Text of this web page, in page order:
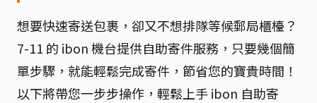
想要快速寄送包裹，卻又不想排隊等候郵局櫃檯？
7-11 的 ibon 機台提供自助寄件服務，只要幾個簡
單步驟，就能輕鬆完成寄件，節省您的寶貴時間！
以下將帶您一步步操作，輕鬆上手 ibon 自助寄